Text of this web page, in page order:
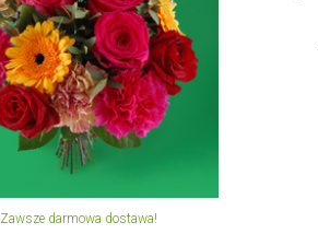
Zawsze darmowa dostawa!